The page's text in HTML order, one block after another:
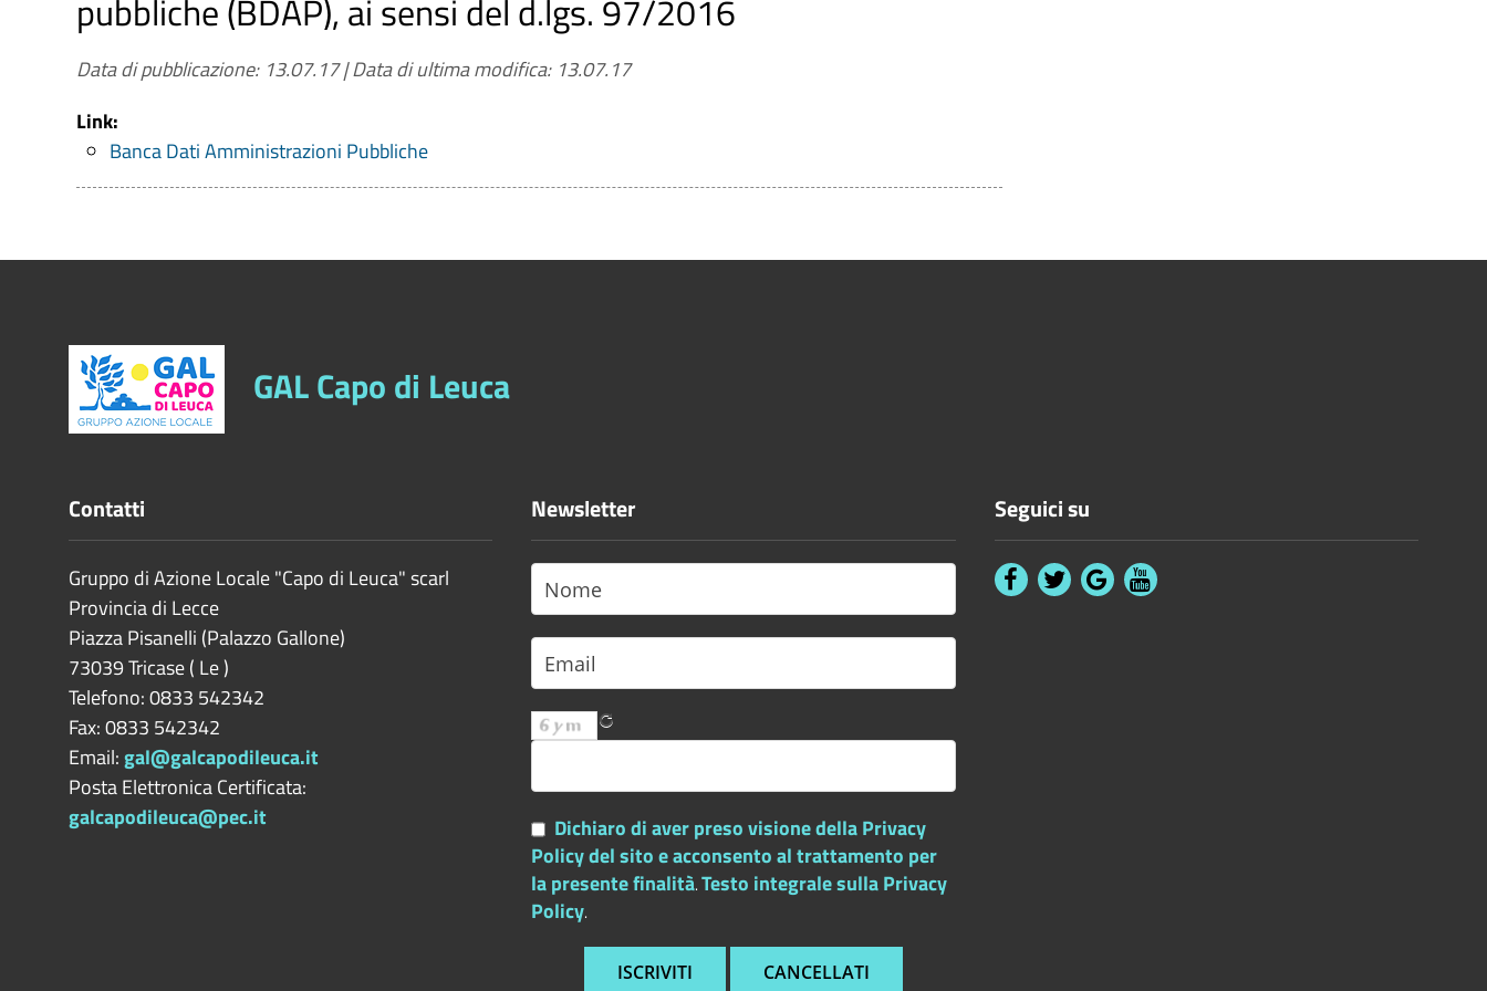
completate
Informazioni relative ai costi unitari di realizzazione delle opere pubbliche in corso o completate
pubbliche (BDAP), ai sensi del d.lgs. 97/2016
Data di pubblicazione: 13.07.17|Data di ultima modifica: 13.07.17
Link:
Banca Dati Amministrazioni Pubbliche
GAL Capo di Leuca
Contatti
Gruppo di Azione Locale "Capo di Leuca" scarl
Provincia di Lecce
Piazza Pisanelli (Palazzo Gallone)
73039Tricase( Le)
Telefono: 0833 542342
Fax: 0833 542342
Email:gal@galcapodileuca.it
Posta Elettronica Certificata:
galcapodileuca@pec.it
Newsletter
Dichiaro di aver preso visione della Privacy
Policy del sito e acconsento al trattamento per
la presente finalità.Testo integrale sulla Privacy
Policy.
Seguici su